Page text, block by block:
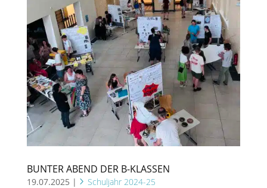
BUNTER ABEND DER B-KLASSEN
19.07.2025 | Schuljahr 2024-25